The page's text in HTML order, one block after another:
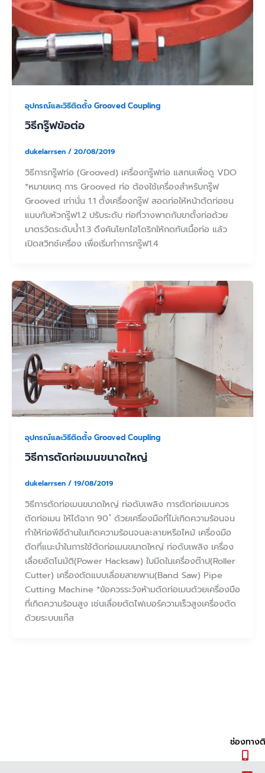
อุปกรณ์และวิธีติดตั้ง Grooved Coupling
วิธีกรู๊ฟข้อต่อ
dukelarrsen / 20/08/2019
วิธีการกรู๊ฟท่อ (Grooved) เครื่องกรู๊ฟท่อ แสกนเพื่อดู VDO
*หมายเหตุ การ Grooved ท่อ ต้องใช้เครื่องสำหรับกรู๊ฟ
Grooved เท่านั่น 1.1 ตั้งเครื่องกรู๊ฟ สอดท่อให้หน้าตัดท่อชน
แนบกับหัวกรู๊ฟ1.2 ปรับระดับ ท่อที่วางพาดกับขาตั้งท่อด้วย
มาตรวัดระดับน้ำ1.3 ดึงคันโยกไฮโดริกให้กดทับเนื้อท่อ แล้ว
เปิดสวิทช์เครื่อง เพื่อเริ่มทำการกรู๊ฟ1.4
อุปกรณ์และวิธีติดตั้ง Grooved Coupling
วิธีการตัดท่อเมนขนาดใหญ่
dukelarrsen / 19/08/2019
วิธีการตัดท่อเมนขนาดใหญ่ ท่อดับเพลิง การตัดท่อเมนควร
ตัดท่อเมน ให้ได้ฉาก 90 ํ ด้วยเครื่องมือที่ไม่เกิดความร้อนจน
ทำให้ท่อพีอีด้านในเกิดความร้อนจนละลายหรือไหม้ เครื่องมือ
ตัดที่แนะนำในการใช้ตัดท่อเมนขนาดใหญ่ ท่อดับเพลิง เครื่อง
เลื่อยอัตโนมัติ(Power Hacksaw) ใบมีดในเครื่องต๊าป(Roller
Cutter) เครื่องตัดแบบเลื่อยสายพาน(Band Saw) Pipe
Cutting Machine *ข้อควรระวังห้ามตัดท่อเมนด้วยเครื่องมือ
ที่เกิดความร้อนสูง เช่นเลื่อยตัดไฟเบอร์ความเร็วสูงเครื่องตัด
ด้วยระบบแก๊ส
ช่องทาง